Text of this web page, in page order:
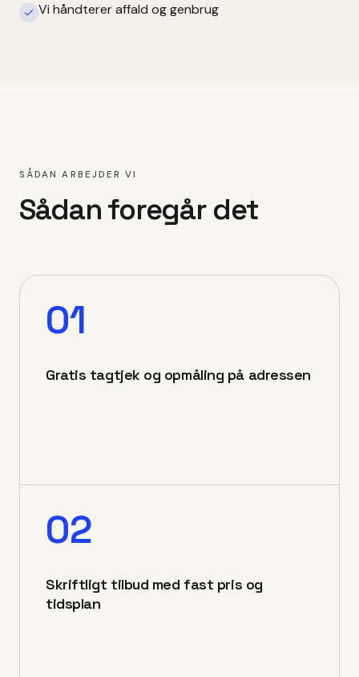
Vi håndterer affald og genbrug
SÅDAN ARBEJDER VI
Sådan foregår det
01
Gratis tagtjek og opmåling på adressen
02
Skriftligt tilbud med fast pris og
tidsplan